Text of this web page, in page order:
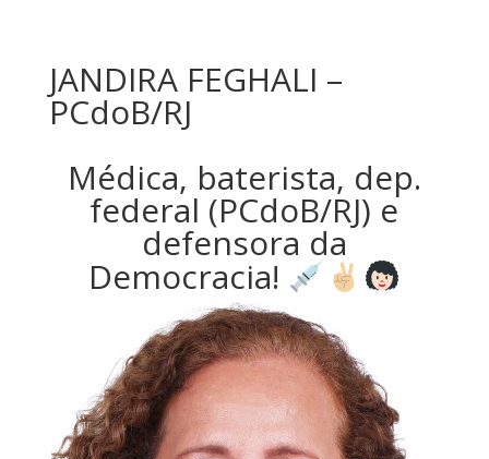
JANDIRA FEGHALI –
PCdoB/RJ
Médica, baterista, dep.
federal (PCdoB/RJ) e
defensora da
Democracia!